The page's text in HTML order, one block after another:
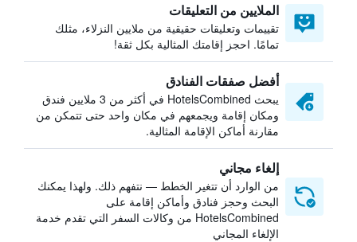
الملايين من التعليقات
تقييمات وتعليقات حقيقية من ملايين النزلاء، مثلك
تمامًا. احجز إقامتك المثالية بكل ثقة!
أفضل صفقات الفنادق
يبحث HotelsCombined في أكثر من 3 ملايين فندق
ومكان إقامة ويجمعهم في مكان واحد حتى تتمكن من
مقارنة أماكن الإقامة المثالية.
إلغاء مجاني
من الوارد أن تتغير الخطط — نتفهم ذلك. ولهذا يمكنك
البحث وحجز فنادق وأماكن إقامة على
HotelsCombined من وكالات السفر التي تقدم خدمة
الإلغاء المجاني